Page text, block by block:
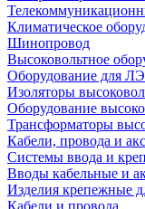
Климатическое
Шинопровод
Высоковольтное
Оборудование для
Изоляторы
Оборудование
Трансформаторы
Кабели, провода и
Системы ввода и
Вводы кабельные и
Изделия крепежные
Кабели и провода